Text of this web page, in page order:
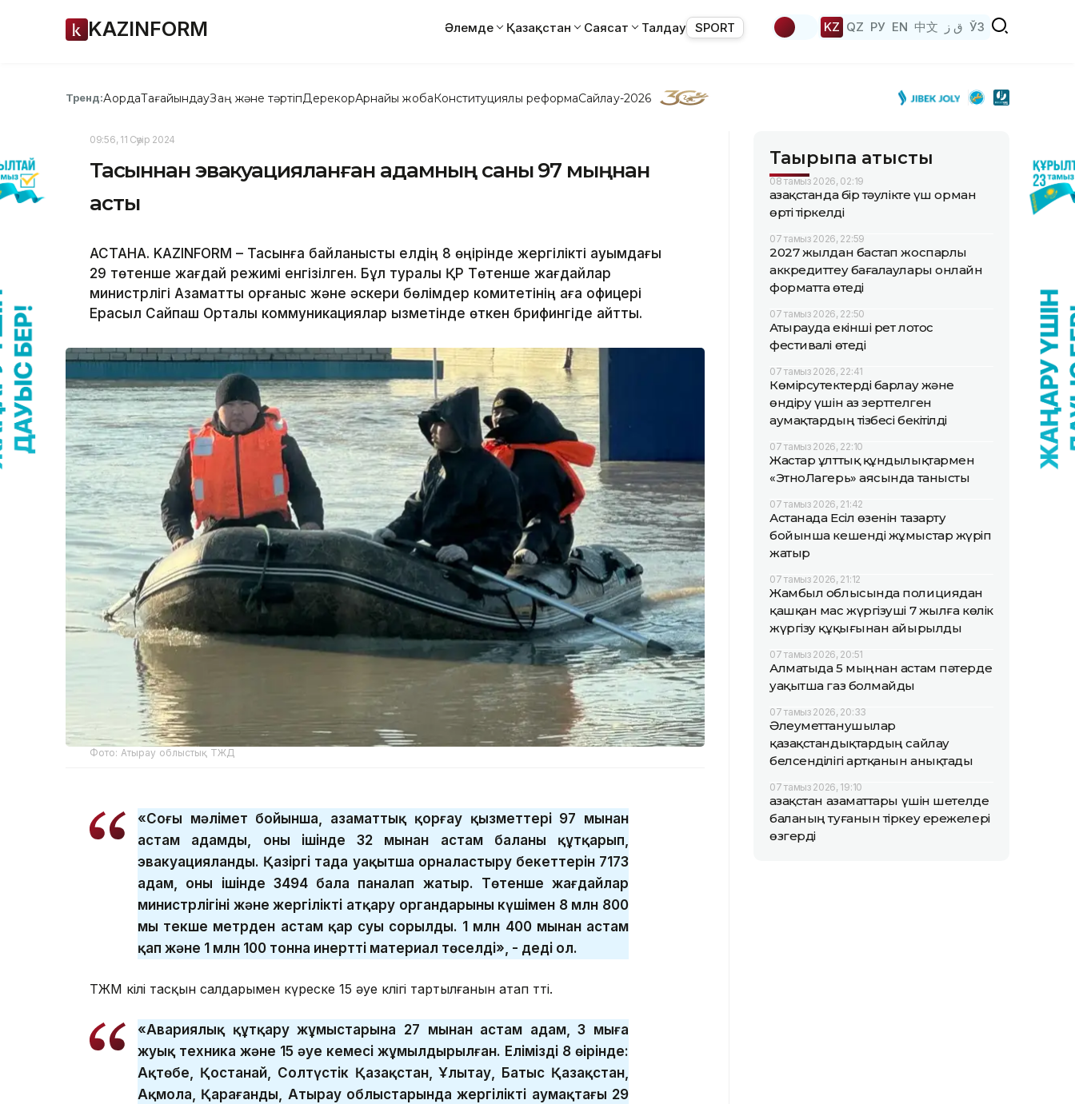
KAZINFORM Әлемде Қазақстан Саясат Талдау SPORT KZ QZ РУ EN 中文 ق ز ЎЗ
Тренд:АқордаТағайындауЗаң және тәртіпДерекқорАрнайы жобаКонституциялық реформаСайлау-2026
09:56, 11 Сәуір 2024
Тасқыннан эвакуацияланған адамның саны 97 мыңнан
асты
АСТАНА. KAZINFORM – Тасқынға байланысты елдің 8 өңірінде жергілікті ауқымдағы
29 төтенше жағдай режимі енгізілген. Бұл туралы ҚР Төтенше жағдайлар
министрлігі Азаматтық қорғаныс және әскери бөлімдер комитетінің аға офицері
Ерасыл Сайпаш Орталық коммуникациялар қызметінде өткен брифингіде айтты.
Фото: Атырау облыстық ТЖД
«Соңғы мәлімет бойынша, азаматтық қорғау қызметтері 97 мыңнан
астам адамды, оның ішінде 32 мыңнан астам баланы құтқарып,
эвакуацияланды. Қазіргі таңда уақытша орналастыру бекеттерін 7173
адам, оның ішінде 3494 бала паналап жатыр. Төтенше жағдайлар
министрлігінің және жергілікті атқару органдарының күшімен 8 млн 800
мың текше метрден астам қар суы сорылды. 1 млн 400 мыңнан астам
қап және 1 млн 100 тонна инертті материал төселді», - деді ол.
ТЖМ өкілі тасқын салдарымен күреске 15 әуе көлігі тартылғанын атап өтті.
«Авариялық құтқару жұмыстарына 27 мыңнан астам адам, 3 мыңға
жуық техника және 15 әуе кемесі жұмылдырылған. Еліміздің 8 өңірінде:
Ақтөбе, Қостанай, Солтүстік Қазақстан, Ұлытау, Батыс Қазақстан,
Ақмола, Қарағанды, Атырау облыстарында жергілікті аумақтағы 29
Тақырыпқа қатысты
08 тамыз 2026, 02:19
Қазақстанда бір тәулікте үш орман
өрті тіркелді
07 тамыз 2026, 22:59
2027 жылдан бастап жоспарлы
аккредиттеу бағалаулары онлайн
форматта өтеді
07 тамыз 2026, 22:50
Атырауда екінші рет лотос
фестивалі өтеді
07 тамыз 2026, 22:41
Көмірсутектерді барлау және
өндіру үшін аз зерттелген
аумақтардың тізбесі бекітілді
07 тамыз 2026, 22:10
Жастар ұлттық құндылықтармен
«ЭтноЛагерь» аясында танысты
07 тамыз 2026, 21:42
Астанада Есіл өзенін тазарту
бойынша кешенді жұмыстар жүріп
жатыр
07 тамыз 2026, 21:12
Жамбыл облысында полициядан
қашқан мас жүргізуші 7 жылға көлік
жүргізу құқығынан айырылды
07 тамыз 2026, 20:51
Алматыда 5 мыңнан астам пәтерде
уақытша газ болмайды
07 тамыз 2026, 20:33
Әлеуметтанушылар
қазақстандықтардың сайлау
белсенділігі артқанын анықтады
07 тамыз 2026, 19:10
Қазақстан азаматтары үшін шетелде
баланың туғанын тіркеу ережелері
өзгерді